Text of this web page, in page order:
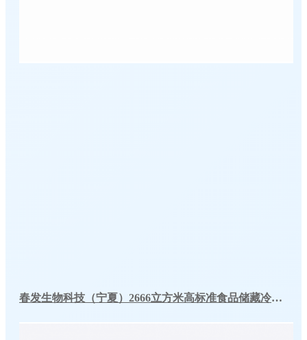
春发生物科技（宁夏）2666立方米高标准食品储藏冷库工程案例